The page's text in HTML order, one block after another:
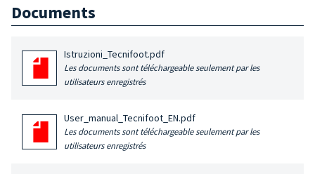
Documents
Istruzioni_Tecnifoot.pdf
Les documents sont téléchargeable seulement par les
utilisateurs enregistrés
User_manual_Tecnifoot_EN.pdf
Les documents sont téléchargeable seulement par les
utilisateurs enregistrés